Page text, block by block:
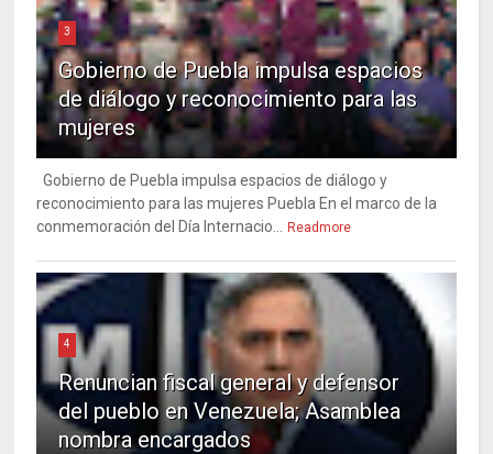
3
Gobierno de Puebla impulsa espacios
de diálogo y reconocimiento para las
mujeres
Gobierno de Puebla impulsa espacios de diálogo y
reconocimiento para las mujeres Puebla En el marco de la
conmemoración del Día Internacio...
Readmore
4
Renuncian fiscal general y defensor
del pueblo en Venezuela; Asamblea
nombra encargados